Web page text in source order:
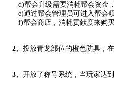
d)帮会升级需要消耗帮会资金，
e)通过帮会管理员可进入帮会领
f)帮会商店，消耗贡献度来购买
2、 投放青龙部位的橙色防具，
3、 开放了称号系统，当玩家达